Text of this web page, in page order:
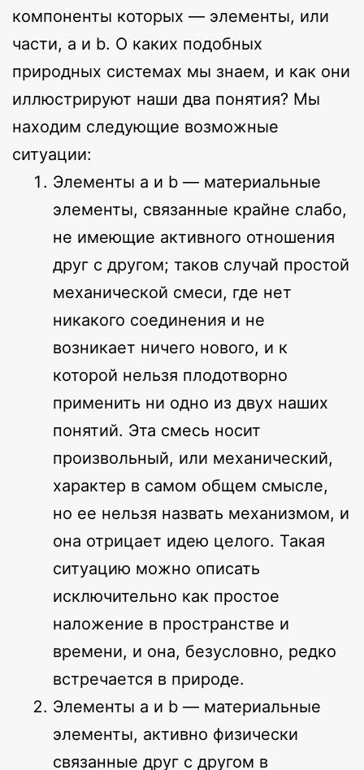
компоненты которых — элементы, или
части, a и b. О каких подобных
природных системах мы знаем, и как они
иллюстрируют наши два понятия? Мы
находим следующие возможные
ситуации:
Элементы a и b — материальные
элементы, связанные крайне слабо,
не имеющие активного отношения
друг с другом; таков случай простой
механической смеси, где нет
никакого соединения и не
возникает ничего нового, и к
которой нельзя плодотворно
применить ни одно из двух наших
понятий. Эта смесь носит
произвольный, или механический,
характер в самом общем смысле,
но ее нельзя назвать механизмом, и
она отрицает идею целого. Такая
ситуацию можно описать
исключительно как простое
наложение в пространстве и
времени, и она, безусловно, редко
встречается в природе.
Элементы a и b — материальные
элементы, активно физически
связанные друг с другом в